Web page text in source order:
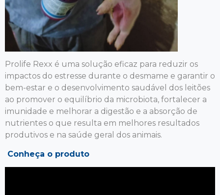
Prolife Rexx é uma solução eficaz para reduzir os
impactos do estresse durante o desmame e garantir o
bem-estar e o desenvolvimento saudável dos leitões
ao promover o equilíbrio da microbiota, fortalecer a
imunidade e melhorar a digestão e a absorção de
nutrientes o que resulta em melhores resultados
produtivos e na saúde geral dos animais.
Conheça o produto